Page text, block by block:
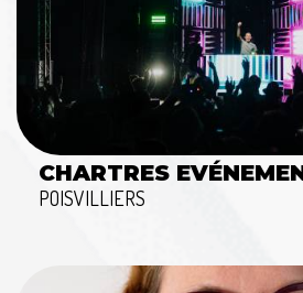
CHARTRES
POISVILLIERS